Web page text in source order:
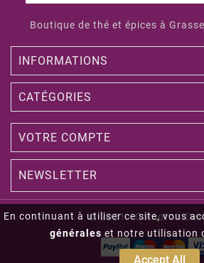
En continuant à utiliser ce site, vous
générales et notre utilisation
Accept All
Boutique de thé et épices à
INFORMATIONS
CATÉGORIES
VOTRE COMPTE
NEWSLETTER
© 2021 - Comptoir